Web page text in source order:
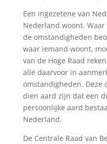
Een ingezetene van
Nederland woont.
de omstandigheden
waar iemand woont,
van de Hoge Raad
alle daarvoor in
omstandigheden. Deze
dien aard zijn dat een
persoonlijke aard
Nederland.
De Centrale Raad van